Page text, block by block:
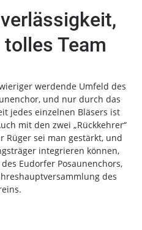
Team
werdende Umfeld des
und nur durch das
jedes einzelnen Bläsers ist
mit den zwei „Rückkehrer“
Rüger sei man gestärkt, und
integrieren können,
Eudorfer Posaunenchors,
des